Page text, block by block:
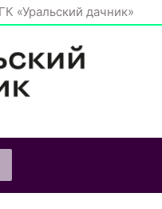
«Уральский дачник»